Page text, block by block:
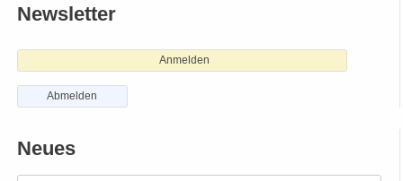
Newsletter
Anmelden
Abmelden
Neues